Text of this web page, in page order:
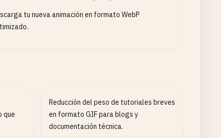
tu nueva animación en formato WebP
que
Reducción del peso de tutoriales breves
en formato GIF para blogs y
documentación técnica.